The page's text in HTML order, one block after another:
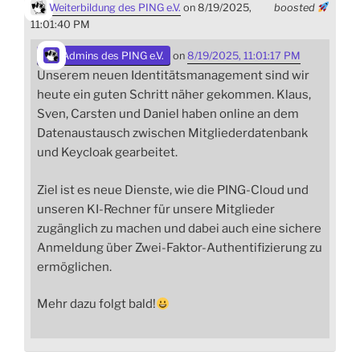
boosted
Weiterbildung des PING e.V. on 8/19/2025,
11:01:40 PM
Admins des PING e.V. on 8/19/2025, 11:01:17 PM
Unserem neuen Identitätsmanagement sind wir
heute ein guten Schritt näher gekommen. Klaus,
Sven, Carsten und Daniel haben online an dem
Datenaustausch zwischen Mitgliederdatenbank
und Keycloak gearbeitet.
Ziel ist es neue Dienste, wie die PING-Cloud und
unseren KI-Rechner für unsere Mitglieder
zugänglich zu machen und dabei auch eine sichere
Anmeldung über Zwei-Faktor-Authentifizierung zu
ermöglichen.
Mehr dazu folgt bald!